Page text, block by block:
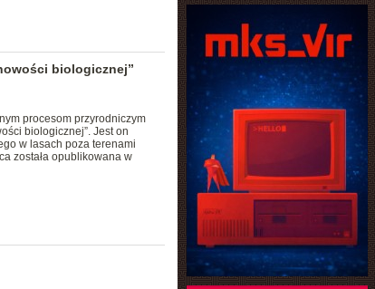
biologicznej”
procesom przyrodniczym
biologicznej”. Jest on
w lasach poza terenami
została opublikowana w